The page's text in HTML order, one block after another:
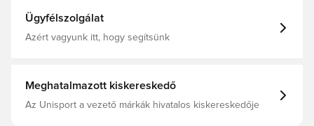
Ügyfélszolgálat
Azért vagyunk itt, hogy segítsünk
Meghatalmazott kiskereskedő
Az Unisport a vezető márkák hivatalos kiskereskedője